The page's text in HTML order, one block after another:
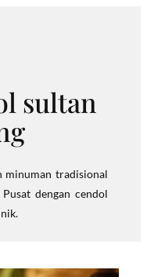
sultan
minuman tradisional
dengan cendol